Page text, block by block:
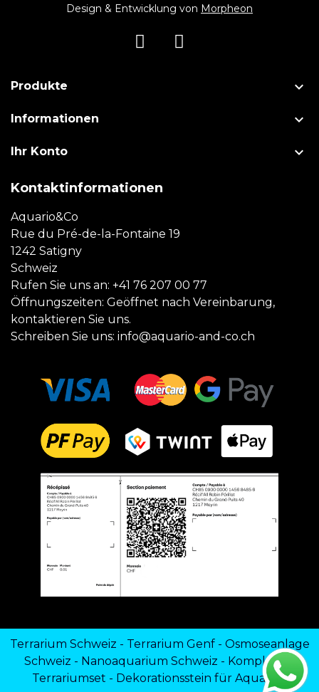
Design & Entwicklung von Morpheon
Produkte 
Informationen 
Ihr Konto 
Kontaktinformationen
Aquario&Co
Rue du Pré-de-la-Fontaine 19
1242 Satigny
Schweiz
Rufen Sie uns an: +41 76 207 00 77
Öffnungszeiten: Geöffnet nach Vereinbarung,
kontaktieren Sie uns.
Schreiben Sie uns: info@aquario-and-co.ch
Terrarium Schweiz - Terrarium Genf- Osmoseanlage
Schweiz - Nanoaquarium Schweiz - Komplettes
Terrariumset - Dekorationsstein für Aquarien